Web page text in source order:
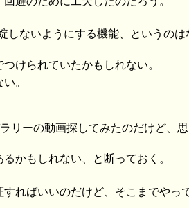
しないようにする機能、というのは
けられていたかもしれない。
。
リーの動画探してみたのだけど、
かもしれない、と断っておく。
ればいいのだけど、そこまでやっ